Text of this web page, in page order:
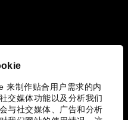
来制作贴合用户需求的内
交媒体功能以及分析我们
与社交媒体、广告和分析